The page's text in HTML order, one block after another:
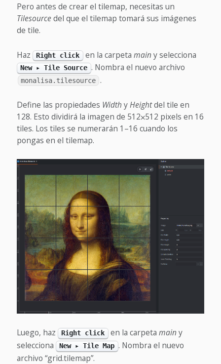
Pero antes de crear el tilemap, necesitas un
Tilesourcedel que el tilemap tomará sus imágenes
de tile.
Haz Right click en la carpetamain y selecciona
New ▸ Tile Source . Nombra el nuevo archivo
monalisa.tilesource .
Define las propiedades Width yHeightdel tile en
128. Esto dividirá la imagen de 512⨉512 pixels en 16
tiles. Los tiles se numerarán 1–16 cuando los
pongas en el tilemap.
Luego, haz Right click en la carpetamain y
selecciona
New ▸ Tile Map . Nombra el nuevo
archivo “grid.tilemap”.